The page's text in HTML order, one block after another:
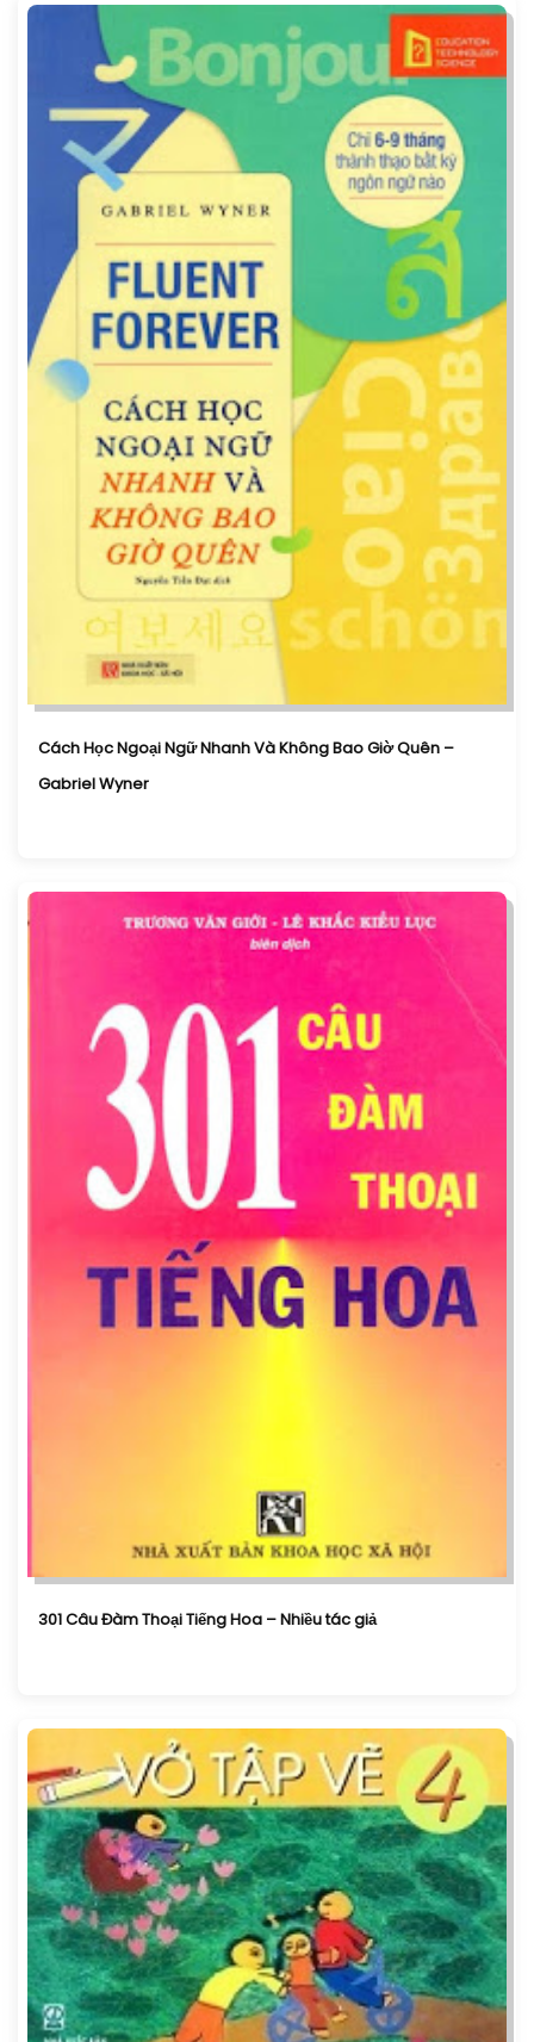
Cách Học Ngoại Ngữ Nhanh Và Không Bao Giờ Quên –
Gabriel Wyner
301 Câu Đàm Thoại Tiếng Hoa – Nhiều tác giả